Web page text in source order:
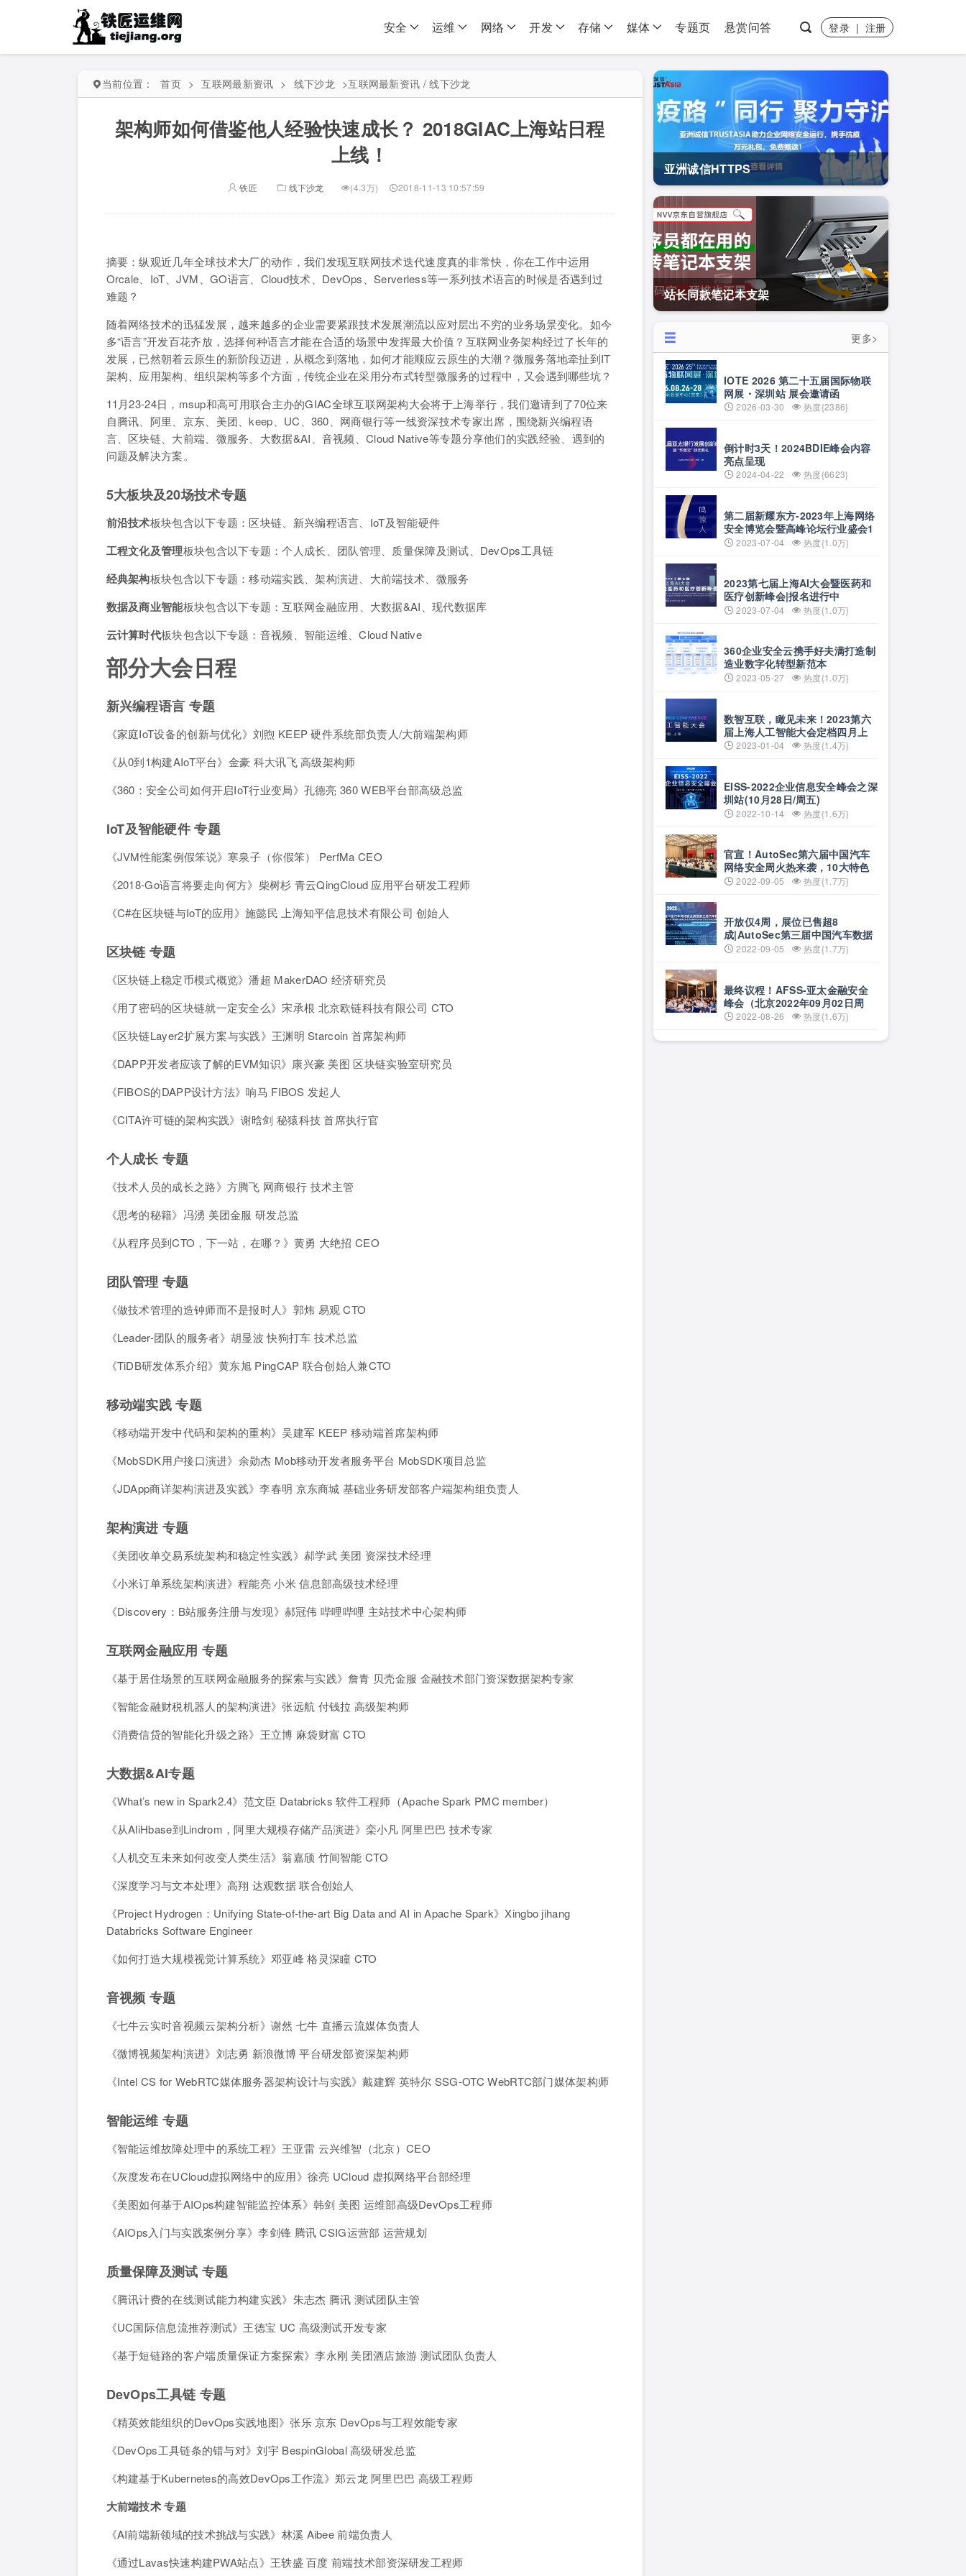
安全 运维 网络 开发 存储 媒体 专题页 悬赏问答 登录 | 注册
当前位置： 首页 > 互联网最新资讯 > 线下沙龙 >互联网最新资讯 / 线下沙龙
架构师如何借鉴他人经验快速成长？ 2018GIAC上海站日程
上线！
铁匠 线下沙龙 (4.3万) 2018-11-13 10:57:59
摘要：纵观近几年全球技术大厂的动作，我们发现互联网技术迭代速度真的非常快，你在工作中运用
Orcale、IoT、JVM、GO语言、Cloud技术、DevOps、Serverless等一系列技术语言的时候是否遇到过
难题？
随着网络技术的迅猛发展，越来越多的企业需要紧跟技术发展潮流以应对层出不穷的业务场景变化。如今
多“语言”开发百花齐放，选择何种语言才能在合适的场景中发挥最大价值？互联网业务架构经过了长年的
发展，已然朝着云原生的新阶段迈进，从概念到落地，如何才能顺应云原生的大潮？微服务落地牵扯到IT
架构、应用架构、组织架构等多个方面，传统企业在采用分布式转型微服务的过程中，又会遇到哪些坑？
11月23-24日，msup和高可用联合主办的GIAC全球互联网架构大会将于上海举行，我们邀请到了70位来
自腾讯、阿里、京东、美团、keep、UC、360、网商银行等一线资深技术专家出席，围绕新兴编程语
言、区块链、大前端、微服务、大数据&AI、音视频、Cloud Native等专题分享他们的实践经验、遇到的
问题及解决方案。
5大板块及20场技术专题
前沿技术板块包含以下专题：区块链、新兴编程语言、IoT及智能硬件
工程文化及管理板块包含以下专题：个人成长、团队管理、质量保障及测试、DevOps工具链
经典架构板块包含以下专题：移动端实践、架构演进、大前端技术、微服务
数据及商业智能板块包含以下专题：互联网金融应用、大数据&AI、现代数据库
云计算时代板块包含以下专题：音视频、智能运维、Cloud Native
部分大会日程
新兴编程语言 专题
《家庭IoT设备的创新与优化》刘煦 KEEP 硬件系统部负责人/大前端架构师
《从0到1构建AIoT平台》金豪 科大讯飞 高级架构师
《360：安全公司如何开启IoT行业变局》孔德亮 360 WEB平台部高级总监
IoT及智能硬件 专题
《JVM性能案例假笨说》寒泉子（你假笨） PerfMa CEO
《2018-Go语言将要走向何方》柴树杉 青云QingCloud 应用平台研发工程师
《C#在区块链与IoT的应用》施懿民 上海知平信息技术有限公司 创始人
区块链 专题
《区块链上稳定币模式概览》潘超 MakerDAO 经济研究员
《用了密码的区块链就一定安全么》宋承根 北京欧链科技有限公司 CTO
《区块链Layer2扩展方案与实践》王渊明 Starcoin 首席架构师
《DAPP开发者应该了解的EVM知识》康兴豪 美图 区块链实验室研究员
《FIBOS的DAPP设计方法》响马 FIBOS 发起人
《CITA许可链的架构实践》谢晗剑 秘猿科技 首席执行官
个人成长 专题
《技术人员的成长之路》方腾飞 网商银行 技术主管
《思考的秘籍》冯湧 美团金服 研发总监
《从程序员到CTO，下一站，在哪？》黄勇 大绝招 CEO
团队管理 专题
《做技术管理的造钟师而不是报时人》郭炜 易观 CTO
《Leader-团队的服务者》胡显波 快狗打车 技术总监
《TiDB研发体系介绍》黄东旭 PingCAP 联合创始人兼CTO
移动端实践 专题
《移动端开发中代码和架构的重构》吴建军 KEEP 移动端首席架构师
《MobSDK用户接口演进》余勋杰 Mob移动开发者服务平台 MobSDK项目总监
《JDApp商详架构演进及实践》李春明 京东商城 基础业务研发部客户端架构组负责人
架构演进 专题
《美团收单交易系统架构和稳定性实践》郝学武 美团 资深技术经理
《小米订单系统架构演进》程能亮 小米 信息部高级技术经理
《Discovery：B站服务注册与发现》郝冠伟 哔哩哔哩 主站技术中心架构师
互联网金融应用 专题
《基于居住场景的互联网金融服务的探索与实践》詹青 贝壳金服 金融技术部门资深数据架构专家
《智能金融财税机器人的架构演进》张远航 付钱拉 高级架构师
《消费信贷的智能化升级之路》王立博 麻袋财富 CTO
大数据&AI专题
《What’s new in Spark2.4》范文臣 Databricks 软件工程师（Apache Spark PMC member）
《从AliHbase到Lindrom，阿里大规模存储产品演进》栾小凡 阿里巴巴 技术专家
《人机交互未来如何改变人类生活》翁嘉颀 竹间智能 CTO
《深度学习与文本处理》高翔 达观数据 联合创始人
《Project Hydrogen：Unifying State-of-the-art Big Data and AI in Apache Spark》Xingbo jihang
Databricks Software Engineer
《如何打造大规模视觉计算系统》邓亚峰 格灵深瞳 CTO
音视频 专题
《七牛云实时音视频云架构分析》谢然 七牛 直播云流媒体负责人
《微博视频架构演进》刘志勇 新浪微博 平台研发部资深架构师
《Intel CS for WebRTC媒体服务器架构设计与实践》戴建辉 英特尔 SSG-OTC WebRTC部门媒体架构师
智能运维 专题
《智能运维故障处理中的系统工程》王亚雷 云兴维智（北京）CEO
《灰度发布在UCloud虚拟网络中的应用》徐亮 UCloud 虚拟网络平台部经理
《美图如何基于AIOps构建智能监控体系》韩剑 美图 运维部高级DevOps工程师
《AIOps入门与实践案例分享》李剑锋 腾讯 CSIG运营部 运营规划
质量保障及测试 专题
《腾讯计费的在线测试能力构建实践》朱志杰 腾讯 测试团队主管
《UC国际信息流推荐测试》王德宝 UC 高级测试开发专家
《基于短链路的客户端质量保证方案探索》李永刚 美团酒店旅游 测试团队负责人
DevOps工具链 专题
《精英效能组织的DevOps实践地图》张乐 京东 DevOps与工程效能专家
《DevOps工具链条的错与对》刘宇 BespinGlobal 高级研发总监
《构建基于Kubernetes的高效DevOps工作流》郑云龙 阿里巴巴 高级工程师
大前端技术 专题
《AI前端新领域的技术挑战与实践》林溪 Aibee 前端负责人
《通过Lavas快速构建PWA站点》王轶盛 百度 前端技术部资深研发工程师
亚洲诚信HTTPS
站长同款笔记本支架
更多>
IOTE 2026 第二十五届国际物联
网展・深圳站 展会邀请函
2026-03-30 热度{2386}
倒计时3天！2024BDIE峰会内容
亮点呈现
2024-04-22 热度{6623}
第二届新耀东方-2023年上海网络
安全博览会暨高峰论坛行业盛会1
天倒计时
2023-07-04 热度{1.0万}
2023第七届上海AI大会暨医药和
医疗创新峰会|报名进行中
2023-07-04 热度{1.0万}
360企业安全云携手好夫满打造制
造业数字化转型新范本
2023-05-27 热度{1.0万}
数智互联，瞰见未来！2023第六
届上海人工智能大会定档四月上
海 2023-01-04 热度{1.4万}
EISS-2022企业信息安全峰会之深
圳站(10月28日/周五)
2022-10-14 热度{1.6万}
官宣！AutoSec第六届中国汽车
网络安全周火热来袭，10大特色
首度曝光！1000+精准专业观众、
2022-09-05 热度{1.7万}
开放仅4周，展位已售超8
成|AutoSec第三届中国汽车数据
安全展9月来袭！
2022-09-05 热度{1.7万}
最终议程！AFSS-亚太金融安全
峰会（北京2022年09月02日周
五）2022-08-26 热度{1.6万}